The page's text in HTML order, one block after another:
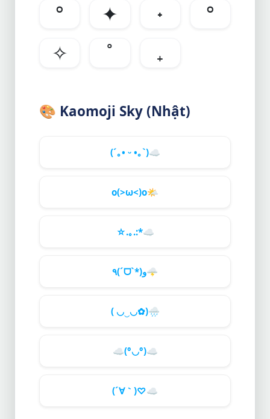
°
✦ ˖
°
✧
˚ ₊
🎨 Kaomoji Sky (Nhật)
(´｡• ᵕ •｡`)☁️
o(>ω<)o🌤️
☆.｡.:*☁️
٩(ˊᗜˋ*)و🌩️
( ◡‿◡✿)🌧️
☁️(°◡°)☁️
(´∀｀)♡☁️